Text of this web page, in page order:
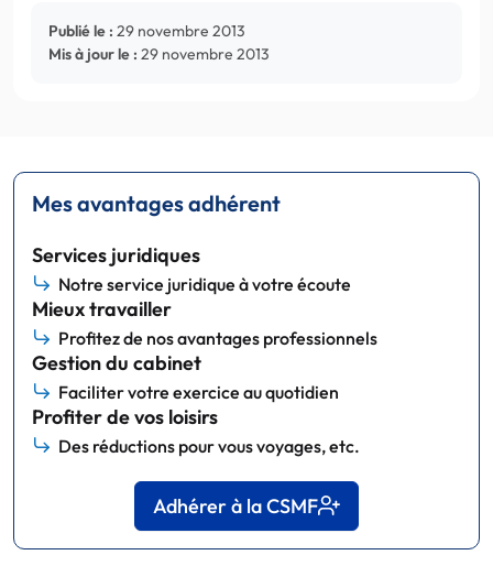
Publié le : 29 novembre 2013
Mis à jour le : 29 novembre 2013
Mes avantages adhérent
Services juridiques
Notre service juridique à votre écoute
Mieux travailler
Profitez de nos avantages professionnels
Gestion du cabinet
Faciliter votre exercice au quotidien
Profiter de vos loisirs
Des réductions pour vous voyages, etc.
Adhérer à la CSMF